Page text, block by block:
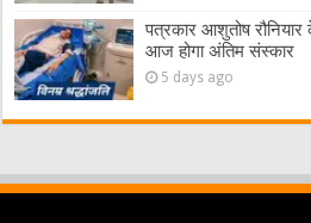
पत्रकार आशुतोष रौनियार
आज होगा अंतिम संस्कार
5 days ago